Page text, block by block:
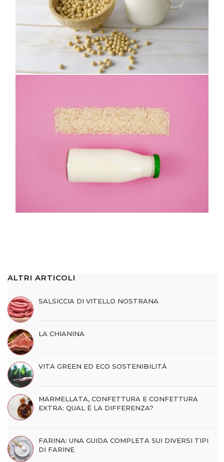
ALTRI ARTICOLI
SALSICCIA DI VITELLO NOSTRANA
LA CHIANINA
VITA GREEN ED ECO SOSTENIBILITÀ
MARMELLATA, CONFETTURA E CONFETTURA
EXTRA: QUAL È LA DIFFERENZA?
FARINA: UNA GUIDA COMPLETA SUI DIVERSI TIPI
DI FARINE